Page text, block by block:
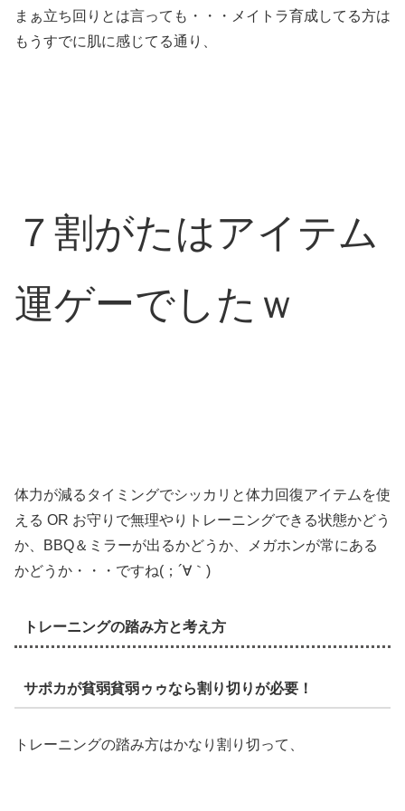
まぁ立ち回りとは言っても・・・メイトラ育成してる方は
もうすでに肌に感じてる通り、
７割がたはアイテム
運ゲーでしたｗ
体力が減るタイミングでシッカリと体力回復アイテムを使
える OR お守りで無理やりトレーニングできる状態かどう
か、BBQ＆ミラーが出るかどうか、メガホンが常にある
かどうか・・・ですね(；´∀｀)
トレーニングの踏み方と考え方
サポカが貧弱貧弱ゥゥなら割り切りが必要！
トレーニングの踏み方はかなり割り切って、